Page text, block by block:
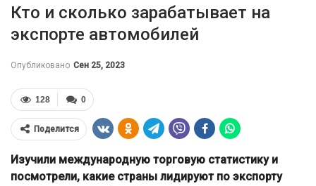
Кто и сколько зарабатывает на
экспорте автомобилей
Опубликовано Сен 25, 2023
0
128
Поделится
Изучили международную торговую статистику и
посмотрели, какие страны лидируют по экспорту